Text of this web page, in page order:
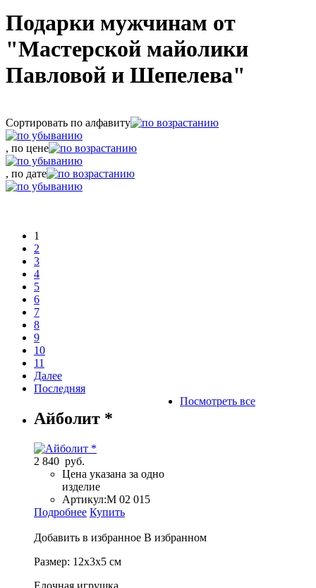
Подарки мужчинам от
"Мастерской майолики
Павловой и Шепелева"
Сортировать по алфавиту
, по цене
, по дате
1
2
3
4
5
6
7
8
9
10
11
Далее
Последняя
Посмотреть все
Айболит *
2 840 руб.
Цена указана за одно
изделие
Артикул:М 02 015
Подробнее Купить
Добавить в избранное В избранном
Размер: 12х3х5 см
Елочная игрушка